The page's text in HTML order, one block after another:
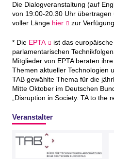
Die Dialogveranstaltung (auf
von 19:00-20.30 Uhr übertragen
voller Länge hier zur
* Die EPTA
ist das
parlamentarischen
Mitglieder von EPTA beraten
Themen aktueller Technologien
TAB gewählte Thema für die
Mitte Oktober im Deutschen
„Disruption in Society. TA to the
Veranstalter